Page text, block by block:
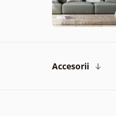
Accesorii